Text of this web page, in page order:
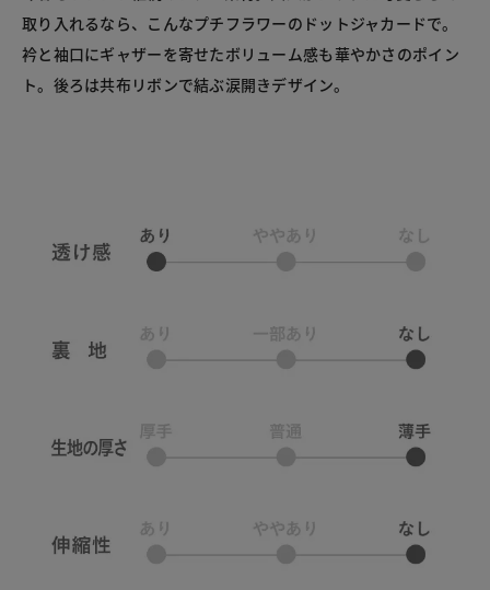
取り入れるなら、こんなプチフラワーのドットジャカードで。
衿と袖口にギャザーを寄せたボリューム感も華やかさのポイン
ト。後ろは共布リボンで結ぶ涙開きデザイン。